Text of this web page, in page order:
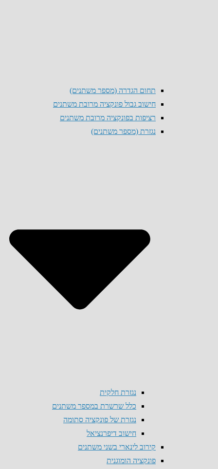
תחום הגדרה (מספר משתנים)
חישוב גבול פונקציה מרובת משתנים
רציפות בפונקציה מרובת משתנים
נגזרת (מספר משתנים)
נגזרת חלקית
כלל שרשרת במספר משתנים
נגזרת של פונקציה סתומה
חישוב דיפרנציאל
קירוב לינארי בשני משתנים
פונקציה הומוגנית